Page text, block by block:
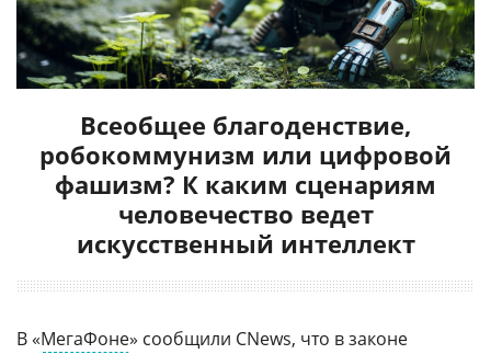
Всеобщее благоденствие,
робокоммунизм или цифровой
фашизм? К каким сценариям
человечество ведет
искусственный интеллект
В «МегаФоне» сообщили CNews, что в законе